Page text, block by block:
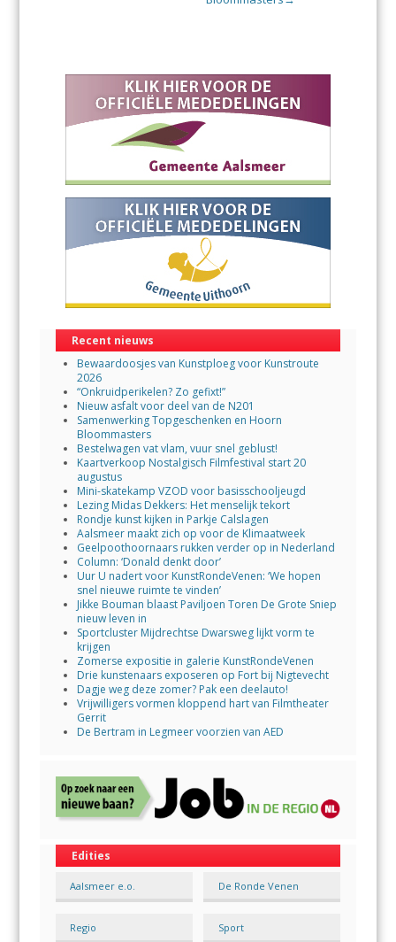
Recent nieuws
Bewaardoosjes van Kunstploeg voor Kunstroute
2026
“Onkruidperikelen? Zo gefixt!”
Nieuw asfalt voor deel van de N201
Samenwerking Topgeschenken en Hoorn
Bloommasters
Bestelwagen vat vlam, vuur snel geblust!
Kaartverkoop Nostalgisch Filmfestival start 20
augustus
Mini-skatekamp VZOD voor basisschooljeugd
Lezing Midas Dekkers: Het menselijk tekort
Rondje kunst kijken in Parkje Calslagen
Aalsmeer maakt zich op voor de Klimaatweek
Geelpoothoornaars rukken verder op in Nederland
Column: ‘Donald denkt door’
Uur U nadert voor KunstRondeVenen: ‘We hopen
snel nieuwe ruimte te vinden’
Jikke Bouman blaast Paviljoen Toren De Grote Sniep
nieuw leven in
Sportcluster Mijdrechtse Dwarsweg lijkt vorm te
krijgen
Zomerse expositie in galerie KunstRondeVenen
Drie kunstenaars exposeren op Fort bij Nigtevecht
Dagje weg deze zomer? Pak een deelauto!
Vrijwilligers vormen kloppend hart van Filmtheater
Gerrit
De Bertram in Legmeer voorzien van AED
Edities
Aalsmeer e.o. De Ronde Venen
Regio Sport